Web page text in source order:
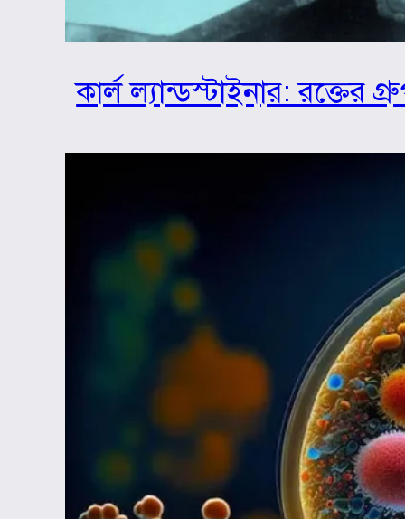
কার্ল ল্যান্ডস্টাইনার: রক্তের